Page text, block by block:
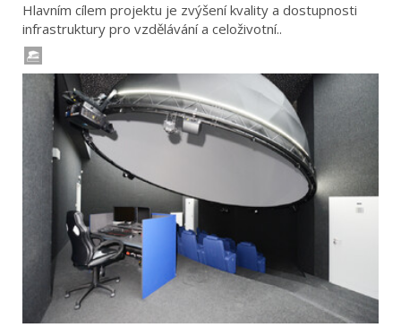
Hlavním cílem projektu je zvýšení kvality a dostupnosti
infrastruktury pro vzdělávání a celoživotní..